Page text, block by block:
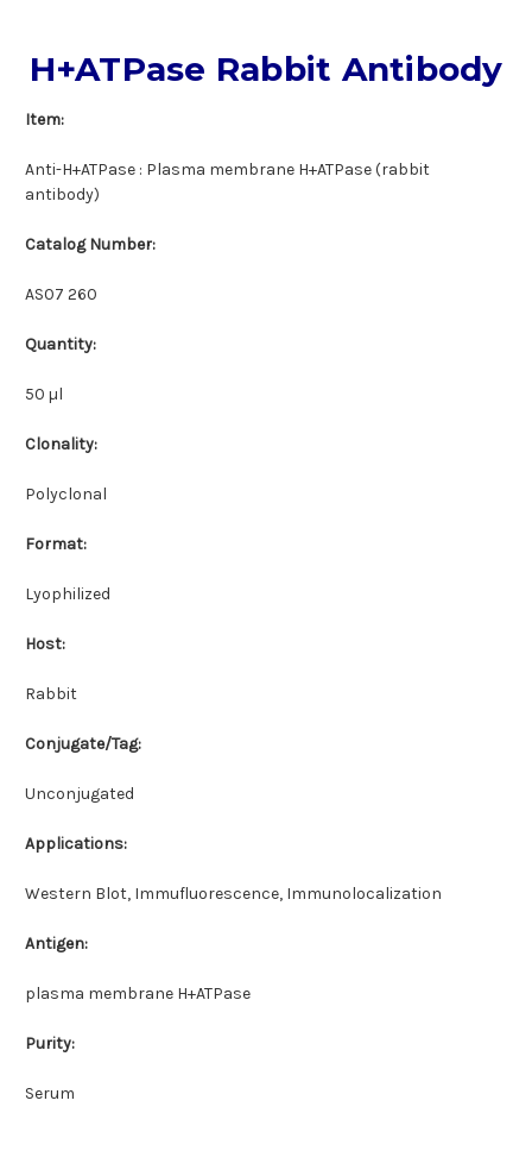
H+ATPase Rabbit Antibody
Item:
Anti-H+ATPase : Plasma membrane H+ATPase (rabbit
antibody)
Catalog Number:
AS07 260
Quantity:
50 µl
Clonality:
Polyclonal
Format:
Lyophilized
Host:
Rabbit
Conjugate/Tag:
Unconjugated
Applications:
Western Blot, Immufluorescence, Immunolocalization
Antigen:
plasma membrane H+ATPase
Purity:
Serum